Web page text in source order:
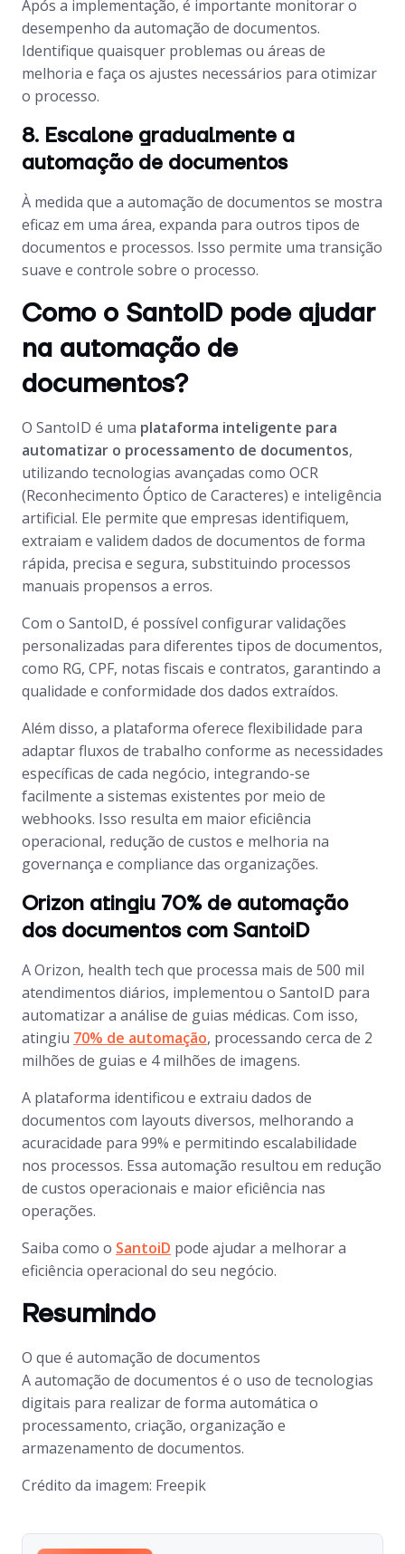
Após a implementação, é importante monitorar o
desempenho da automação de documentos.
Identifique quaisquer problemas ou áreas de
melhoria e faça os ajustes necessários para otimizar
o processo.
8. Escalone gradualmente a
automação de documentos
À medida que a automação de documentos se mostra
eficaz em uma área, expanda para outros tipos de
documentos e processos. Isso permite uma transição
suave e controle sobre o processo.
Como o SantoID pode ajudar
na automação de
documentos?
O SantoID é uma plataforma inteligente para
automatizar o processamento de documentos,
utilizando tecnologias avançadas como OCR
(Reconhecimento Óptico de Caracteres) e inteligência
artificial. Ele permite que empresas identifiquem,
extraiam e validem dados de documentos de forma
rápida, precisa e segura, substituindo processos
manuais propensos a erros.
Com o SantoID, é possível configurar validações
personalizadas para diferentes tipos de documentos,
como RG, CPF, notas fiscais e contratos, garantindo a
qualidade e conformidade dos dados extraídos.
Além disso, a plataforma oferece flexibilidade para
adaptar fluxos de trabalho conforme as necessidades
específicas de cada negócio, integrando-se
facilmente a sistemas existentes por meio de
webhooks. Isso resulta em maior eficiência
operacional, redução de custos e melhoria na
governança e compliance das organizações.
Orizon atingiu 70% de automação
dos documentos com SantoiD
A Orizon, health tech que processa mais de 500 mil
atendimentos diários, implementou o SantoID para
automatizar a análise de guias médicas. Com isso,
atingiu 70% de automação, processando cerca de 2
milhões de guias e 4 milhões de imagens.
A plataforma identificou e extraiu dados de
documentos com layouts diversos, melhorando a
acuracidade para 99% e permitindo escalabilidade
nos processos. Essa automação resultou em redução
de custos operacionais e maior eficiência nas
operações.
Saiba como o SantoiD pode ajudar a melhorar a
eficiência operacional do seu negócio.
Resumindo
O que é automação de documentos
A automação de documentos é o uso de tecnologias
digitais para realizar de forma automática o
processamento, criação, organização e
armazenamento de documentos.
Crédito da imagem: Freepik